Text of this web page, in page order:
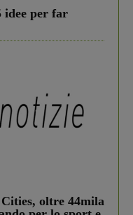
idee per far
oltre 44mila